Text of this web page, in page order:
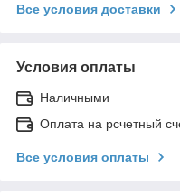
Все условия доставки
Условия оплаты
Наличными
Оплата на рсчетный
Все условия оплаты